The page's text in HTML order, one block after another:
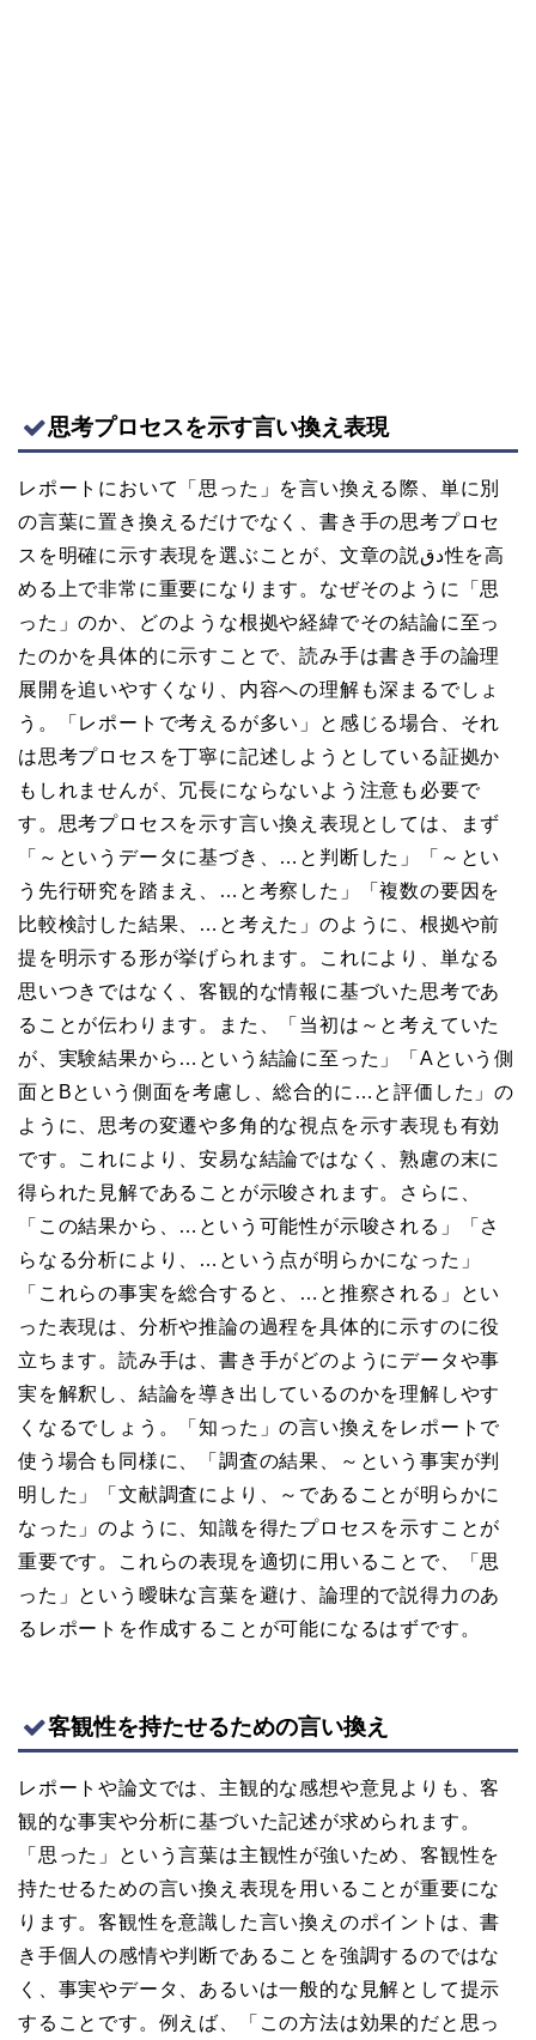
思考プロセスを示す言い換え表現
レポートにおいて「思った」を言い換える際、単に別
の言葉に置き換えるだけでなく、書き手の思考プロセ
スを明確に示す表現を選ぶことが、文章の説دق性を高
める上で非常に重要になります。なぜそのように「思
った」のか、どのような根拠や経緯でその結論に至っ
たのかを具体的に示すことで、読み手は書き手の論理
展開を追いやすくなり、内容への理解も深まるでしょ
う。「レポートで考えるが多い」と感じる場合、それ
は思考プロセスを丁寧に記述しようとしている証拠か
もしれませんが、冗長にならないよう注意も必要で
す。思考プロセスを示す言い換え表現としては、まず
「～というデータに基づき、…と判断した」「～とい
う先行研究を踏まえ、…と考察した」「複数の要因を
比較検討した結果、…と考えた」のように、根拠や前
提を明示する形が挙げられます。これにより、単なる
思いつきではなく、客観的な情報に基づいた思考であ
ることが伝わります。また、「当初は～と考えていた
が、実験結果から…という結論に至った」「Aという側
面とBという側面を考慮し、総合的に…と評価した」の
ように、思考の変遷や多角的な視点を示す表現も有効
です。これにより、安易な結論ではなく、熟慮の末に
得られた見解であることが示唆されます。さらに、
「この結果から、…という可能性が示唆される」「さ
らなる分析により、…という点が明らかになった」
「これらの事実を総合すると、…と推察される」とい
った表現は、分析や推論の過程を具体的に示すのに役
立ちます。読み手は、書き手がどのようにデータや事
実を解釈し、結論を導き出しているのかを理解しやす
くなるでしょう。「知った」の言い換えをレポートで
使う場合も同様に、「調査の結果、～という事実が判
明した」「文献調査により、～であることが明らかに
なった」のように、知識を得たプロセスを示すことが
重要です。これらの表現を適切に用いることで、「思
った」という曖昧な言葉を避け、論理的で説得力のあ
るレポートを作成することが可能になるはずです。
客観性を持たせるための言い換え
レポートや論文では、主観的な感想や意見よりも、客
観的な事実や分析に基づいた記述が求められます。
「思った」という言葉は主観性が強いため、客観性を
持たせるための言い換え表現を用いることが重要にな
ります。客観性を意識した言い換えのポイントは、書
き手個人の感情や判断であることを強調するのではな
く、事実やデータ、あるいは一般的な見解として提示
することです。例えば、「この方法は効果的だと思っ